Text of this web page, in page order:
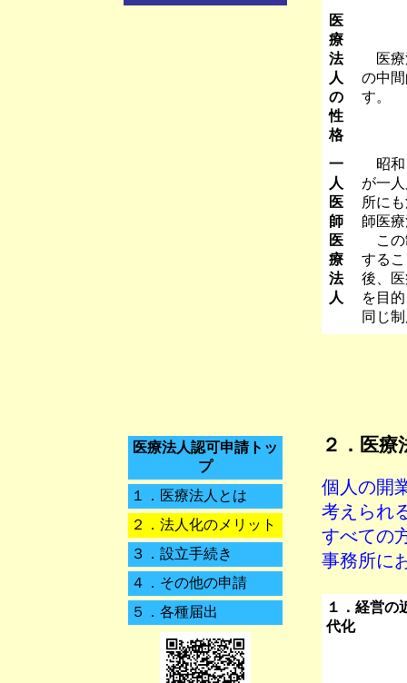
医
療
法
人
の
性
格
医療
の中
す。
一
人
医
師
医
療
法
人
昭和
が一
所に
師医
この
する
後、
を目
同じ
医療法人認可申請トッ
プ
１． 医療法人とは
２． 法人化のメリット
３． 設立手続き
４． その他の申請
５． 各種届出
２． 医療
個人の開
考えられ
すべての
事務所に
１．経営の
代化